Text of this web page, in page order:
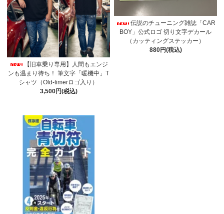
【旧車乗り専用】人間もエンジ
ンも温まり待ち！ 筆文字「暖機中」T
シャツ（Old-timerロゴ入り）
3,500円(税込)
伝説のチューニング雑誌「CAR
BOY」公式ロゴ 切り文字デカール
（カッティングステッカー）
880円(税込)